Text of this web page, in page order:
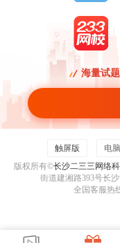
海量试
触屏版 电
版权所有©长沙二三三网络
街道建湘路393号长
全国客服热